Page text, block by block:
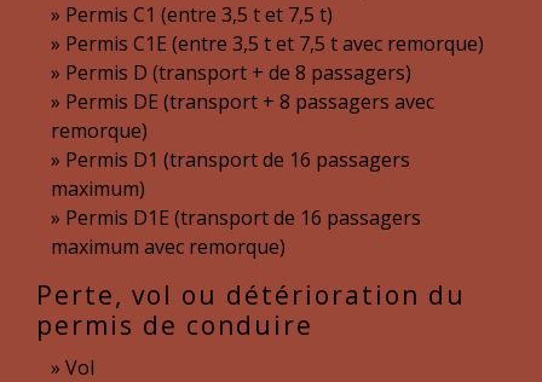
Permis C1 (entre 3,5 t et 7,5 t)
Permis C1E (entre 3,5 t et 7,5 t avec remorque)
Permis D (transport + de 8 passagers)
Permis DE (transport + 8 passagers avec
remorque)
Permis D1 (transport de 16 passagers
maximum)
Permis D1E (transport de 16 passagers
maximum avec remorque)
Perte, vol ou détérioration du
permis de conduire
Vol